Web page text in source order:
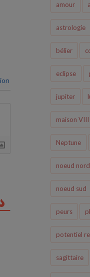
amour
astrologie
bélier
eclipse
jupiter
maison VIII
Neptune
noeud nord
noeud sud
peurs
potentiel
sagittaire